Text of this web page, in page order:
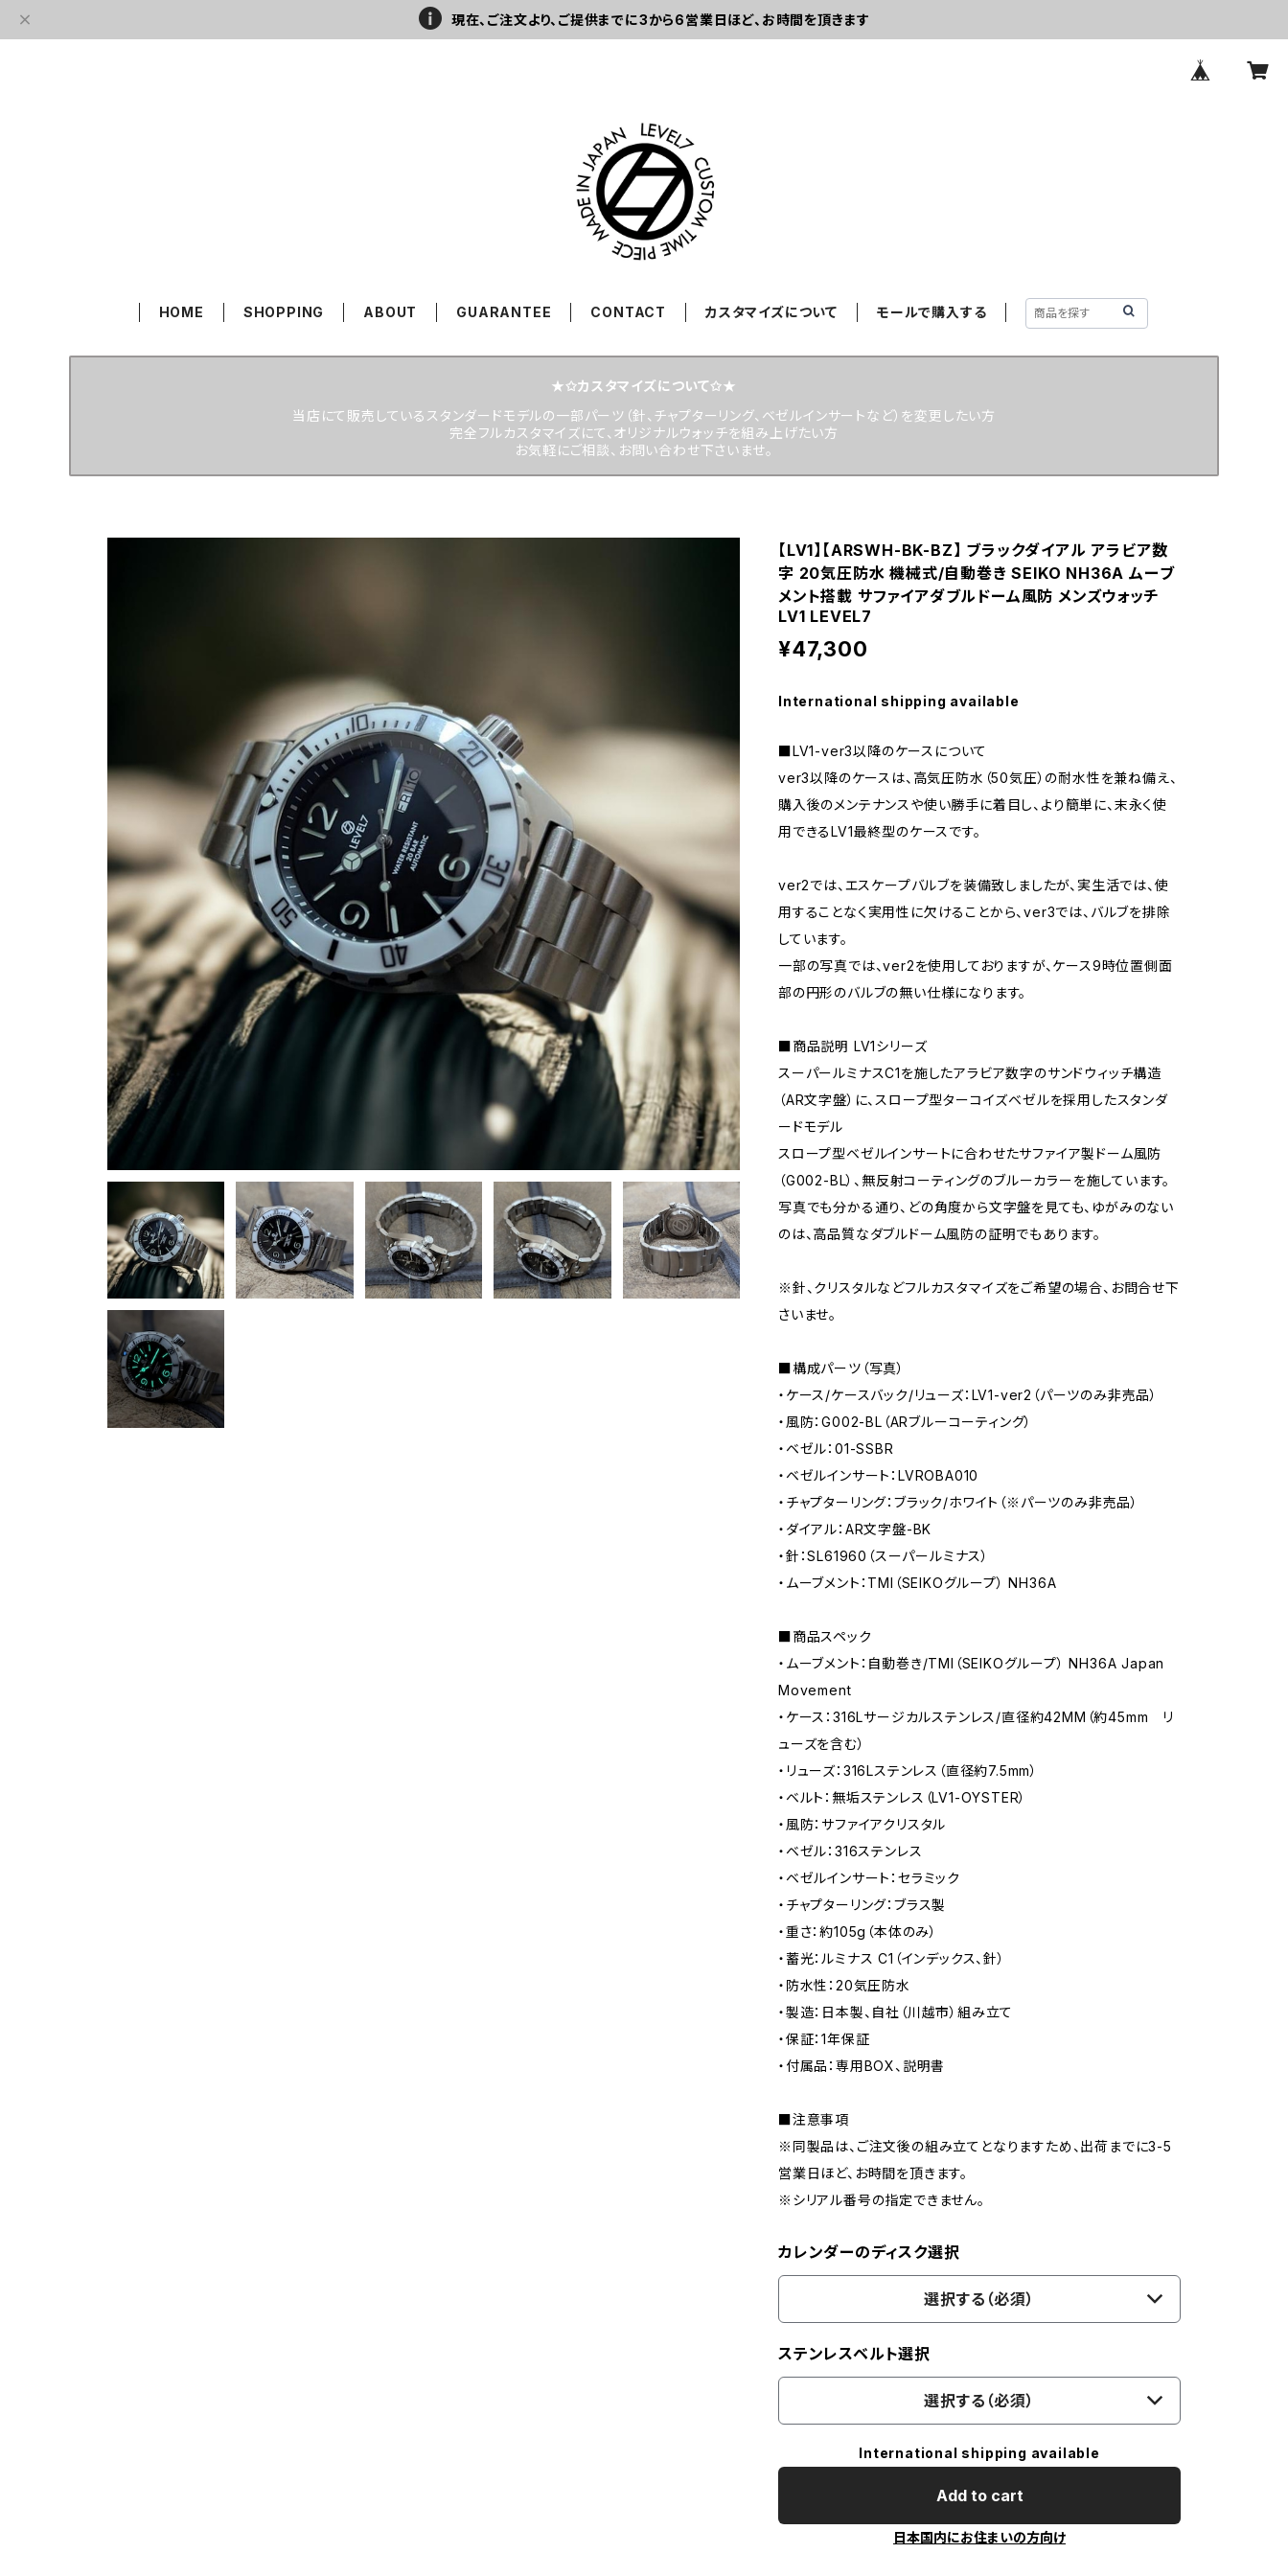
現在、ご注文より、ご提供までに3から6営業日ほど、お時間を頂きます
HOME SHOPPING ABOUT GUARANTEE CONTACT カスタマイズについて モールで購入する
★✩カスタマイズについて✩★
当店にて販売しているスタンダードモデルの一部パーツ（針、チャプターリング、ベゼルインサートなど）を変更したい方
完全フルカスタマイズにて、オリジナルウォッチを組み上げたい方
お気軽にご相談、お問い合わせ下さいませ。
【LV1】【ARSWH-BK-BZ】 ブラックダイアル アラビア数
字 20気圧防水 機械式/自動巻き SEIKO NH36A ムーブ
メント搭載 サファイアダブルドーム風防 メンズウォッチ
LV1 LEVEL7
¥47,300
International shipping available
■LV1-ver3以降のケースについて
ver3以降のケースは、高気圧防水（50気圧）の耐水性を兼ね備え、
購入後のメンテナンスや使い勝手に着目し、より簡単に、末永く使
用できるLV1最終型のケースです。
ver2では、エスケープバルブを装備致しましたが、実生活では、使
用することなく実用性に欠けることから、ver3では、バルブを排除
しています。
一部の写真では、ver2を使用しておりますが、ケース9時位置側面
部の円形のバルブの無い仕様になります。
■商品説明 LV1シリーズ
スーパールミナスC1を施したアラビア数字のサンドウィッチ構造
（AR文字盤）に、スロープ型ターコイズベゼルを採用したスタンダ
ードモデル
スロープ型ベゼルインサートに合わせたサファイア製ドーム風防
（G002-BL）、無反射コーティングのブルーカラーを施しています。
写真でも分かる通り、どの角度から文字盤を見ても、ゆがみのない
のは、高品質なダブルドーム風防の証明でもあります。
※針、クリスタルなどフルカスタマイズをご希望の場合、お問合せ下
さいませ。
■構成パーツ（写真）
・ケース/ケースバック/リューズ：LV1-ver2（パーツのみ非売品）
・風防：G002-BL（ARブルーコーティング）
・ベゼル：01-SSBR
・ベゼルインサート：LVROBA010
・チャプターリング：ブラック/ホワイト（※パーツのみ非売品）
・ダイアル：AR文字盤-BK
・針：SL61960（スーパールミナス）
・ムーブメント：TMI（SEIKOグループ） NH36A
■商品スペック
・ムーブメント：自動巻き/TMI（SEIKOグループ） NH36A Japan
Movement
・ケース：316Lサージカルステンレス/直径約42MM（約45mm リ
ューズを含む）
・リューズ：316Lステンレス（直径約7.5mm）
・ベルト：無垢ステンレス（LV1-OYSTER）
・風防：サファイアクリスタル
・ベゼル：316ステンレス
・ベゼルインサート：セラミック
・チャプターリング：ブラス製
・重さ：約105g（本体のみ）
・蓄光：ルミナス C1（インデックス、針）
・防水性：20気圧防水
・製造：日本製、自社（川越市）組み立て
・保証：1年保証
・付属品：専用BOX、説明書
■注意事項
※同製品は、ご注文後の組み立てとなりますため、出荷までに3-5
営業日ほど、お時間を頂きます。
※シリアル番号の指定できません。
カレンダーのディスク選択
選択する（必須）
ステンレスベルト選択
選択する（必須）
International shipping available
Add to cart
日本国内にお住まいの方向け